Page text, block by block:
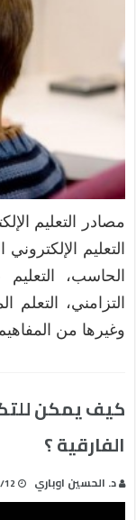
مصادر التعليم
التعليم
الحاسب، التعليم
التزامني، التعلم
وغيرها من
كيف يمكن
الفارقية ؟
د. الحسين اوباري 12